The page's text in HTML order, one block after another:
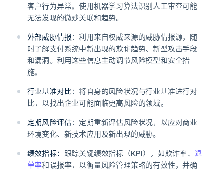
客户行为异常。使用机器学习算法识别人工审查可能
无法发现的微妙关联和趋势。
外部威胁情报：利用来自权威来源的威胁情报源，随
时了解支付系统中新出现的欺诈趋势、新型攻击手段
和漏洞。利用这些信息主动调节风险模型和安全措
施。
行业基准对比：将自身的风险状况与行业基准进行对
比，以找出企业可能面临更高风险的领域。
定期风险评估： 定期重新评估风险状况，以应对商业
环境变化、新技术应用及新出现的威胁。
绩效指标： 跟踪关键绩效指标（KPI），如欺诈率、 退
单率和误报率，以衡量风险管理策略的有效性，并确